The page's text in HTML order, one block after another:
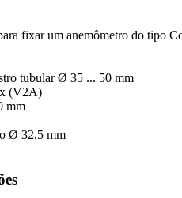
fixar um anemômetro do tipo
tubular Ø 35 ... 50 mm
(V2A)
mm
Ø 32,5 mm